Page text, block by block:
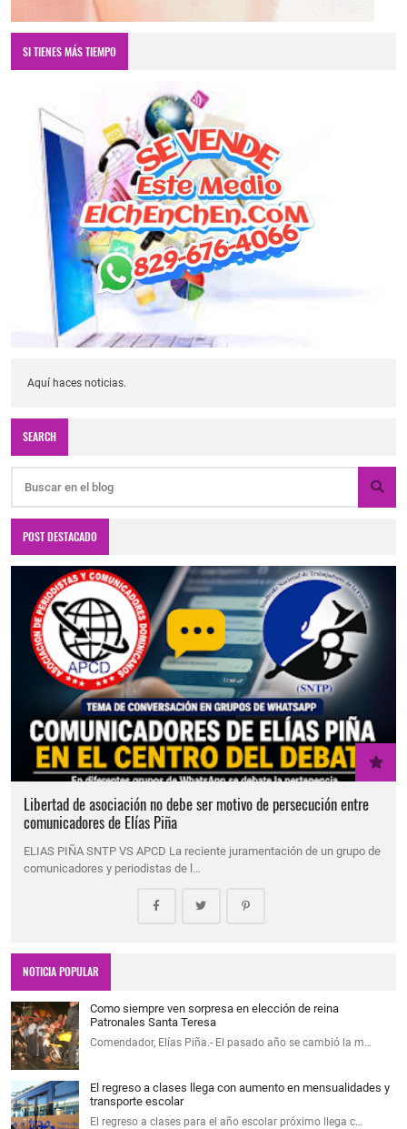
SI TIENES MÁS TIEMPO
Aquí haces noticias.
SEARCH
POST DESTACADO
Libertad de asociación no debe ser motivo de persecución entre
comunicadores de Elías Piña
ELIAS PIÑA SNTP VS APCD La reciente juramentación de un grupo de
comunicadores y periodistas de l…
NOTICIA POPULAR
Como siempre ven sorpresa en elección de reina
Patronales Santa Teresa
Comendador, Elías Piña.- El pasado año se cambió la m…
El regreso a clases llega con aumento en mensualidades y
transporte escolar
El regreso a clases para el año escolar próximo llega c…